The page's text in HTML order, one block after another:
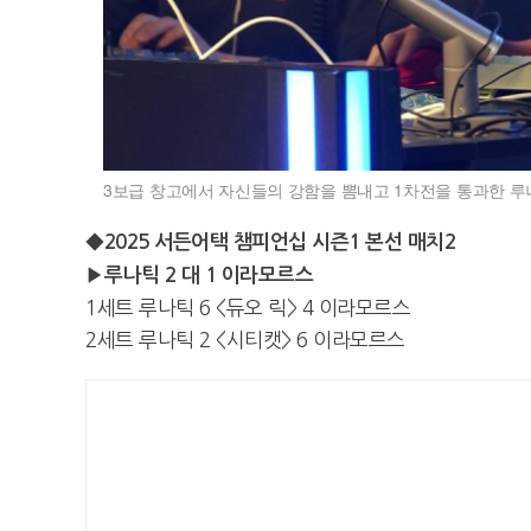
3보급 창고에서 자신들의 강함을 뽐내고 1차전을 통과한 루
◆2025 서든어택 챔피언십 시즌1 본선 매치2
▶루나틱 2 대 1 이라모르스
1세트 루나틱 6 <듀오 릭> 4 이라모르스
2세트 루나틱 2 <시티캣> 6 이라모르스